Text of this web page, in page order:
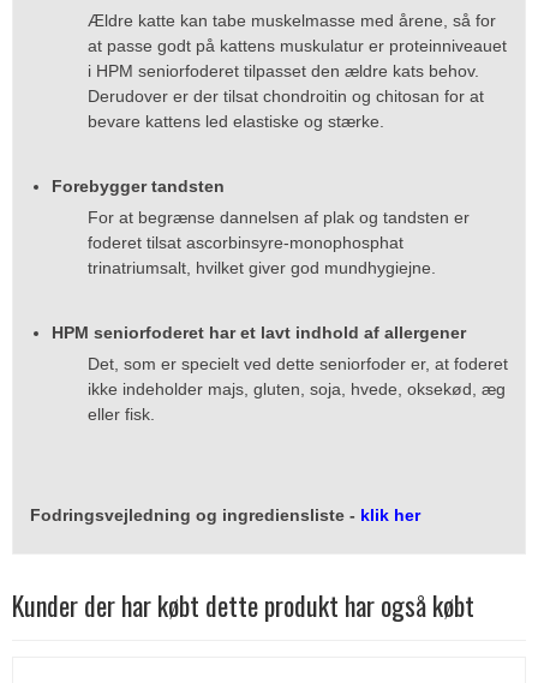
Ældre katte kan tabe muskelmasse med årene, så for
at passe godt på kattens muskulatur er proteinniveauet
i HPM seniorfoderet tilpasset den ældre kats behov.
Derudover er der tilsat chondroitin og chitosan for at
bevare kattens led elastiske og stærke.
Forebygger tandsten
For at begrænse dannelsen af plak og tandsten er
foderet tilsat ascorbinsyre-monophosphat
trinatriumsalt, hvilket giver god mundhygiejne.
HPM seniorfoderet har et lavt indhold af allergener
Det, som er specielt ved dette seniorfoder er, at foderet
ikke indeholder majs, gluten, soja, hvede, oksekød, æg
eller fisk.
Fodringsvejledning og ingrediensliste - klik her
Kunder der har købt dette produkt har også købt